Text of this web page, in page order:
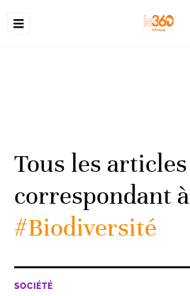
Tous les articles
correspondant à
#Biodiversité
SOCIÉTÉ